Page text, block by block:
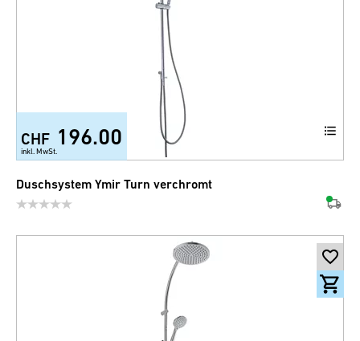
CHF 196.00
inkl. MwSt.
Duschsystem Ymir Turn verchromt